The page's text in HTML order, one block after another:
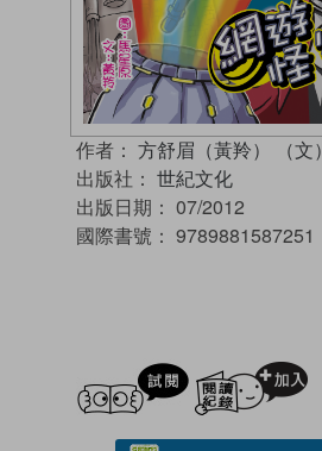
作者： 方舒眉（黃羚） （文）
出版社： 世紀文化
出版日期： 07/2012
國際書號： 9789881587251
試閲